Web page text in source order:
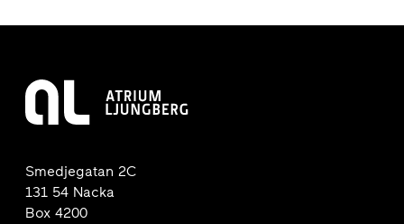
Smedjegatan 2C
131 54 Nacka
Box 4200